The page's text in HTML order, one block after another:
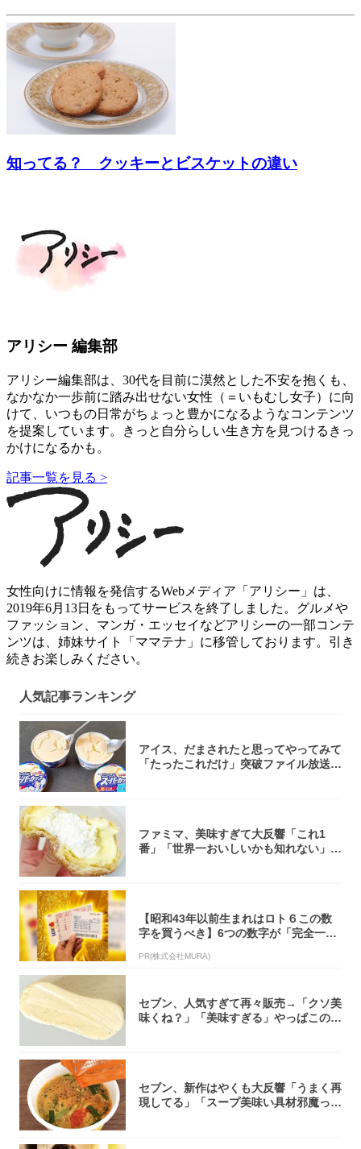
知ってる？ クッキーとビスケットの違い
アリシー 編集部
アリシー編集部は、30代を目前に漠然とした不安を抱くも、
なかなか一歩前に踏み出せない女性（＝いもむし女子）に向
けて、いつもの日常がちょっと豊かになるようなコンテンツ
を提案しています。きっと自分らしい生き方を見つけるきっ
かけになるかも。
記事一覧を見る >
女性向けに情報を発信するWebメディア「アリシー」は、
2019年6月13日をもってサービスを終了しました。グルメや
ファッション、マンガ・エッセイなどアリシーの一部コンテ
ンツは、姉妹サイト「ママテナ」に移管しております。引き
続きお楽しみください。
人気記事ランキング
アイス、だまされたと思ってやってみて
「たったこれだけ」突破ファイル放送で
ファミマ、美味すぎて大反響「これ1
番」「世界一おいしいかも知れない」
【昭和43年以前生まれはロト６この数
字を買うべき】6つの数字が「完全一
PR(株式会社MURA)
セブン、人気すぎて再々販売→「クソ美
味くね？」「美味すぎる」やっぱこのク
セブン、新作はやくも大反響「うまく再
現してる」「スープ美味い具材邪魔って